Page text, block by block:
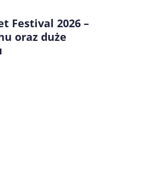
Festival 2026 –
oraz duże